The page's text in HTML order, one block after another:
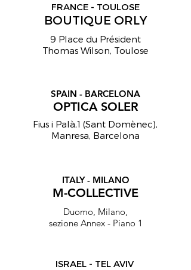
FRANCE - TOULOSE
BOUTIQUE ORLY
9 Place du Président
Thomas Wilson, Toulose
SPAIN - BARCELONA
OPTICA SOLER
Fius i Palà,1 (Sant Domènec),
Manresa, Barcelona
ITALY - MILANO
M-COLLECTIVE
Duomo, Milano,
sezione Annex - Piano 1
ISRAEL - TEL AVIV